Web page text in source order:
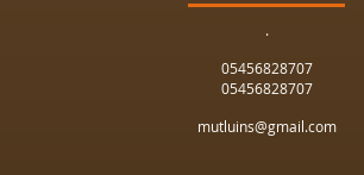
.
05456828707
05456828707
mutluins@gmail.com